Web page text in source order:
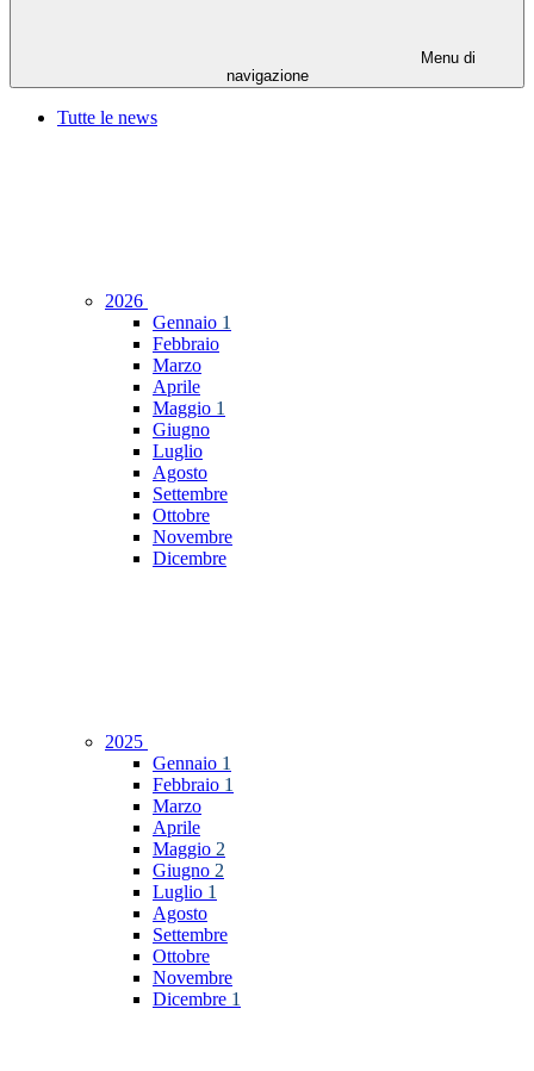
Menu di
navigazione
Tutte le news
2026
Gennaio 1
Febbraio
Marzo
Aprile
Maggio 1
Giugno
Luglio
Agosto
Settembre
Ottobre
Novembre
Dicembre
2025
Gennaio 1
Febbraio 1
Marzo
Aprile
Maggio 2
Giugno 2
Luglio 1
Agosto
Settembre
Ottobre
Novembre
Dicembre 1